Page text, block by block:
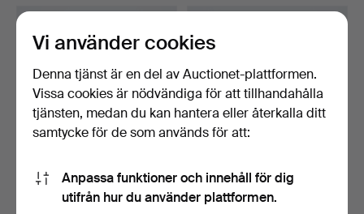
CAESAR STOFFI & FRITZ
NAGEL. LJUSSTAKAR, 6…
BRICKA, märkt Artek,
Valaistustyö 1960-tal.
Vi använder cookies
Denna tjänst är en del av Auctionet-plattformen.
Vissa cookies är nödvändiga för att tillhandahålla
tjänsten, medan du kan hantera eller återkalla ditt
samtycke för de som används för att:
Anpassa funktioner och innehåll för dig
utifrån hur du använder plattformen.